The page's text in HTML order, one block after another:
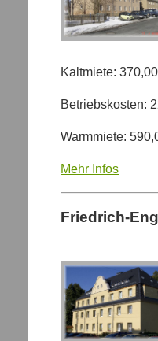
Kaltmiete:
Betriebskosten:
Warmmiete:
Mehr Infos
Friedrich-